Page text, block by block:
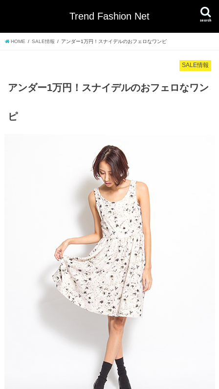
Trend Fashion Net search
HOME SALE情報 アンダー1万円！スナイデルのおフェロなワンピ
SALE情報
アンダー1万円！スナイデルのおフェロなワン
ピ